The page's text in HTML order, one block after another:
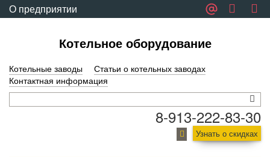
О предприятии
Котельное оборудование
Котельные заводы
Статьи о котельных заводах
Контактная информация
8-913-222-83-30
Узнать о скидках